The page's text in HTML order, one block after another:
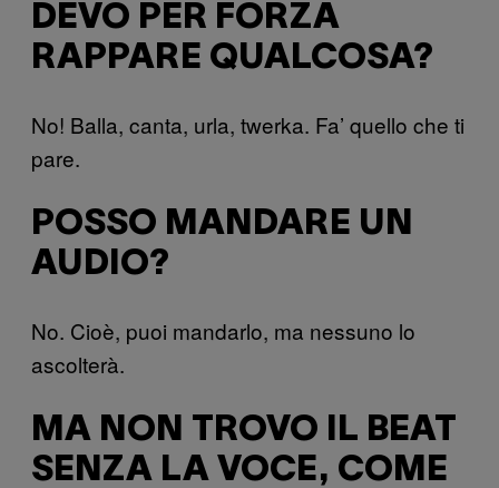
DEVO PER FORZA
RAPPARE QUALCOSA?
No! Balla, canta, urla, twerka. Fa’ quello che ti
pare.
POSSO MANDARE UN
AUDIO?
No. Cioè, puoi mandarlo, ma nessuno lo
ascolterà.
MA NON TROVO IL BEAT
SENZA LA VOCE, COME